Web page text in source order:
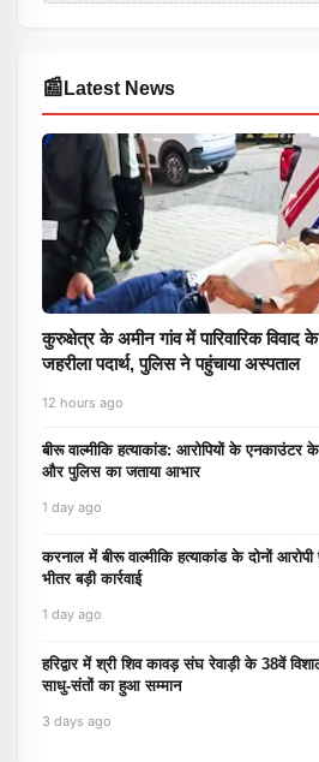
📰 Latest News
कुरुक्षेत्र के अमीन गांव में पारिवारिक विवाद
जहरीला पदार्थ, पुलिस ने पहुंचाया अस्पताल
12 hours ago
बीरू वाल्मीकि हत्याकांड: आरोपियों के एनकाउंटर
और पुलिस का जताया आभार
1 day ago
करनाल में बीरू वाल्मीकि हत्याकांड के दोनों
भीतर बड़ी कार्रवाई
1 day ago
हरिद्वार में श्री शिव कावड़ संघ रेवाड़ी के 38वें
साधु-संतों का हुआ सम्मान
3 days ago